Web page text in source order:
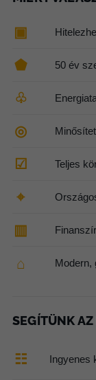
▣
⬟ 50 év
♧
◎
☑ Teljes
⌖
▥
⌂ Modern,
SEGÍTÜNK
☷ Ingyenes